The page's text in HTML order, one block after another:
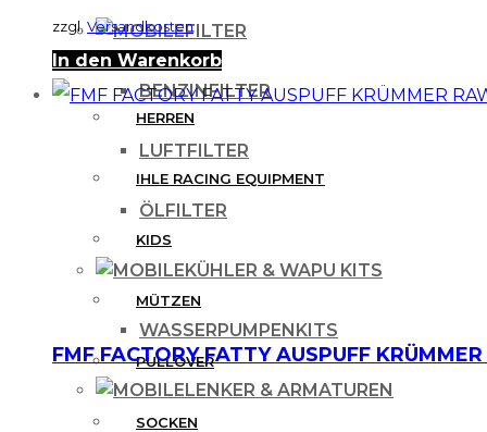
FILTER
BENZINFILTER
LUFTFILTER
ÖLFILTER
KÜHLER & WAPU KITS
WASSERPUMPENKITS
LENKER & ARMATUREN
DAMEN
HERREN
IHLE RACING EQUIPMENT
KIDS
MÜTZEN
PULLOVER
SOCKEN
zzgl.Versandkosten
In den Warenkorb
FMF FACTORY FATTY AUSPUFF